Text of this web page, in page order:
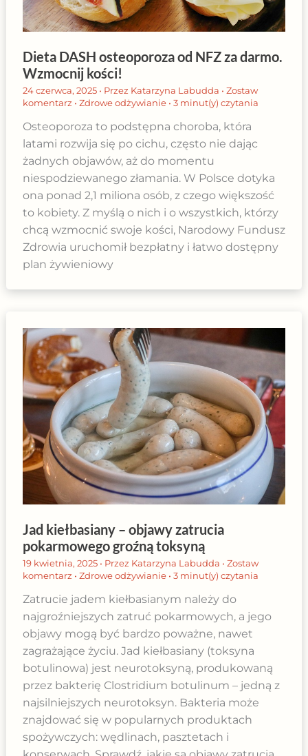
Dieta DASH osteoporoza od NFZ za darmo.
Wzmocnij kości!
24 czerwca, 2025 • Przez Katarzyna Labudda • Zostaw
komentarz • Zdrowe odżywianie• 3 minut(y) czytania
Osteoporoza to podstępna choroba, która
latami rozwija się po cichu, często nie dając
żadnych objawów, aż do momentu
niespodziewanego złamania. W Polsce dotyka
ona ponad 2,1 miliona osób, z czego większość
to kobiety. Z myślą o nich i o wszystkich, którzy
chcą wzmocnić swoje kości, Narodowy Fundusz
Zdrowia uruchomił bezpłatny i łatwo dostępny
plan żywieniowy
Jad kiełbasiany – objawy zatrucia
pokarmowego groźną toksyną
19 kwietnia, 2025 • Przez Katarzyna Labudda • Zostaw
komentarz • Zdrowe odżywianie• 3 minut(y) czytania
Zatrucie jadem kiełbasianym należy do
najgroźniejszych zatruć pokarmowych, a jego
objawy mogą być bardzo poważne, nawet
zagrażające życiu. Jad kiełbasiany (toksyna
botulinowa) jest neurotoksyną, produkowaną
przez bakterię Clostridium botulinum – jedną z
najsilniejszych neurotoksyn. Bakteria może
znajdować się w popularnych produktach
spożywczych: wędlinach, pasztetach i